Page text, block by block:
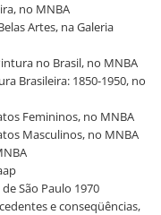
no MNBA
Artes, na Galeria
no Brasil, no MNBA
Brasileira: 1850-1950, no
Femininos, no MNBA
Masculinos, no MNBA
São Paulo 1970
e conseqüências,